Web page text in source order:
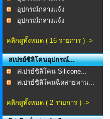
อุปกรณ์กลางแจ้ง
อุปกรณ์กลางแจ้ง
คลิกดูทั้งหมด ( 16 รายการ ) ->
สเปรย์ซิลิโคนอุปกรณ์...
สเปรย์ซิลิโคน Silicone...
สเปรย์ซิลิโคนฉีดสายพาน...
คลิกดูทั้งหมด ( 2 รายการ ) ->